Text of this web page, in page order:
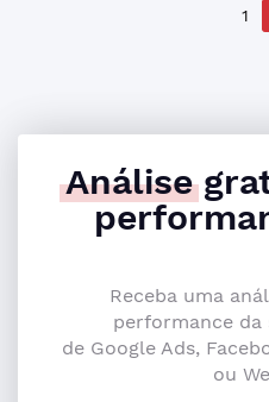
1
Análise
Receba uma
performance da
de Google Ads,
ou